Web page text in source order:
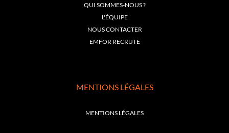
QUI SOMMES-NOUS ?
L'ÉQUIPE
NOUS CONTACTER
EMFOR RECRUTE
MENTIONS LÉGALES
MENTIONS LÉGALES